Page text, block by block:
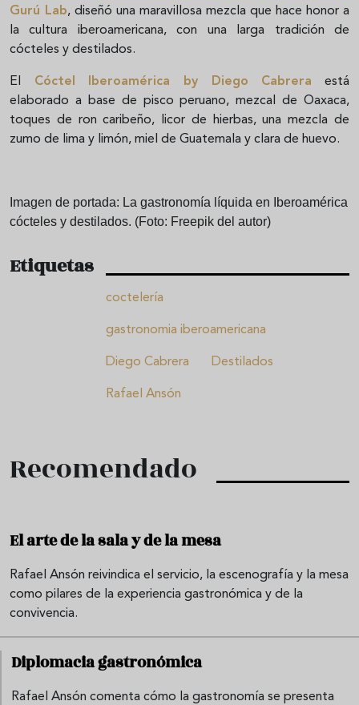
Gurú Lab, diseñó una maravillosa mezcla que hace honor a
la cultura iberoamericana, con una larga tradición de
cócteles y destilados.
El Cóctel Iberoamérica by Diego Cabrera está
elaborado a base de pisco peruano, mezcal de Oaxaca,
toques de ron caribeño, licor de hierbas, una mezcla de
zumo de lima y limón, miel de Guatemala y clara de huevo.
Imagen de portada: La gastronomía líquida en Iberoamérica
cócteles y destilados. (Foto: Freepik del autor)
Etiquetas
coctelería
gastronomia iberoamericana
Diego Cabrera Destilados
Rafael Ansón
Recomendado
El arte de la sala y de la mesa
Rafael Ansón reivindica el servicio, la escenografía y la mesa
como pilares de la experiencia gastronómica y de la
convivencia.
Diplomacia gastronómica
Rafael Ansón comenta cómo la gastronomía se presenta